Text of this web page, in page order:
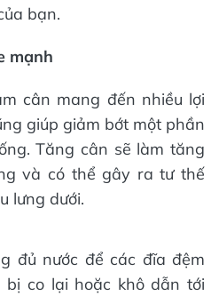
bạn.
mạnh
cân mang đến nhiều lợi
giúp giảm bớt một phần
Tăng cân sẽ làm tăng
và có thể gây ra tư thế
lưng dưới.
đủ nước để các đĩa đệm
bị co lại hoặc khô dẫn tới